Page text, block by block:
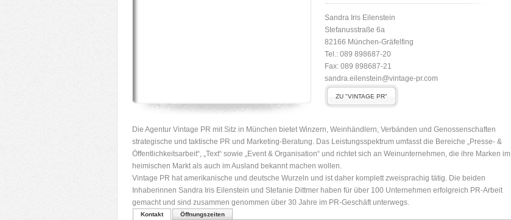
Sandra Iris Eilenstein
Stefanusstraße 6a
82166 München-Gräfelfing
Tel.: 089 898687-20
Fax: 089 898687-21
sandra.eilenstein@vintage-pr.com
ZU "VINTAGE PR"
Die Agentur Vintage PR mit Sitz in München bietet Winzern, Weinhändlern, Verbänden und Genossenschaften
strategische und taktische PR und Marketing-Beratung. Das Leistungsspektrum umfasst die Bereiche „Presse- &
Öffentlichkeitsarbeit“, „Text“ sowie „Event & Organisation“ und richtet sich an Weinunternehmen, die ihre Marken im
heimischen Markt als auch im Ausland bekannt machen wollen.
Vintage PR hat amerikanische und deutsche Wurzeln und ist daher komplett zweisprachig tätig. Die beiden
Inhaberinnen Sandra Iris Eilenstein und Stefanie Dittmer haben für über 100 Unternehmen erfolgreich PR-Arbeit
gemacht und sind zusammen genommen über 30 Jahre im PR-Geschäft unterwegs.
Kontakt Öffnungszeiten